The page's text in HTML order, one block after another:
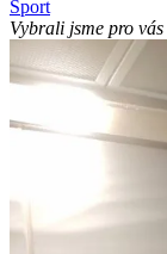
Sport
Vybrali jsme pro vás